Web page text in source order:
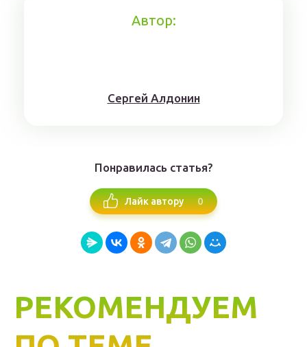
Автор:
Сергей Алдонин
Понравилась статья?
Лайк автору 0
РЕКОМЕНДУЕМ